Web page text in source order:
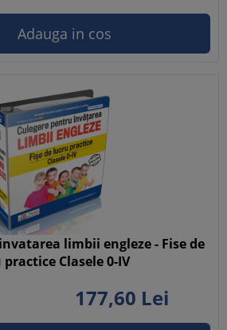
Adauga in cos
limbii engleze - Fise de
Clasele 0-IV
177,60 Lei